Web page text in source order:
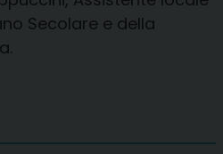
Secolare e della